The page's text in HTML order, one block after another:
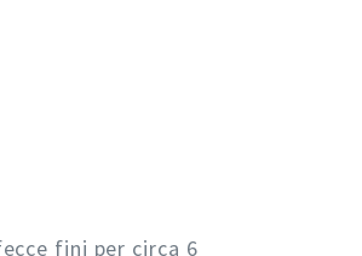
fini per circa 6